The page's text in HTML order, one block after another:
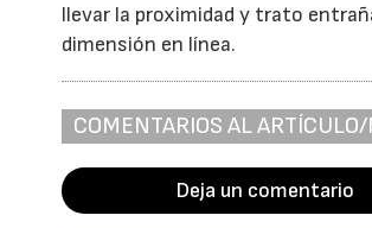
llevar la proximidad y trato
dimensión en línea.
COMENTARIOS AL
Deja un comentario